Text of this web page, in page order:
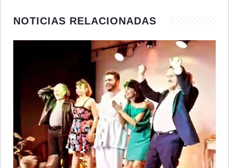
NOTICIAS RELACIONADAS